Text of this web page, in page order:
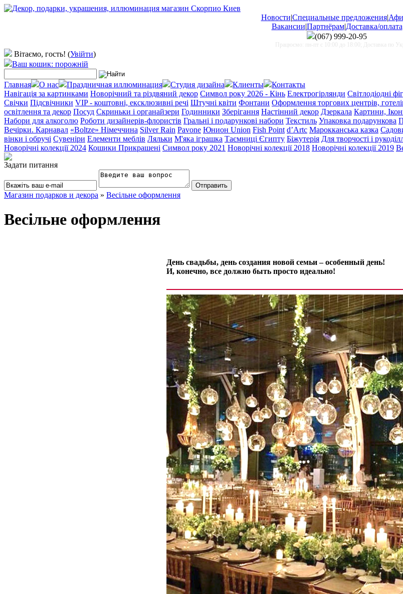
Новости|Специальные предложения|
Вакансии|Партнёрам|Доставка/оплата
(067) 999-20-95
Працюємо: пн-пт с 10:00 до 18:00; Доставка по
Вітаємо, гость! (Увійти)
Ваш кошик: порожній
Главная О нас Праздничная иллюминация Студия дизайна Клиенты
Контакты
Навігація за картинками Новорічний та різдвяний декор Символ року 2026 - Кінь Електрогірлянди Світлодіодні
Свічки Підсвічники VIP - коштовні, ексклюзивні речі Штучні квіти Фонтани Оформлення торгових центрів,
освітлення та декор Посуд Скриньки і органайзери Годинники Зберігання Настінний декор Дзеркала Картини,
Набори для алкоголю Роботи дизайнерів-флористів Гральні і подарункові набори Текстиль Упаковка подарункова
Вечірки. Карнавал «Boltze» Німеччина Silver Rain Pavone Юнион Union Fish Point d’Artc Марокканська казка
вінки і обручі Сувеніри Елементи меблів Ляльки М'яка іграшка Таємниці Єгипту Біжутерія Для творчості і
Новорічні колекції 2024 Кошики Прикрашені Символ року 2021 Новорічні колекції 2018 Новорічні колекції 2019
Задати питання
Магазин подарков и декора » Весільне оформлення
Весільне оформлення
День свадьбы, день создания новой семьи – особенный день!
И, конечно, все должно быть просто идеально!